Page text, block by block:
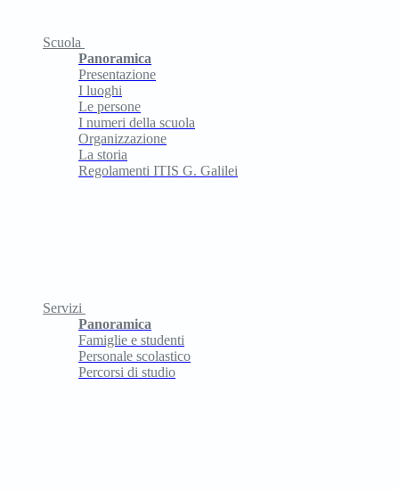
Scuola
Panoramica
Presentazione
I luoghi
Le persone
I numeri della scuola
Organizzazione
La storia
Regolamenti ITIS G. Galilei
Servizi
Panoramica
Famiglie e studenti
Personale scolastico
Percorsi di studio